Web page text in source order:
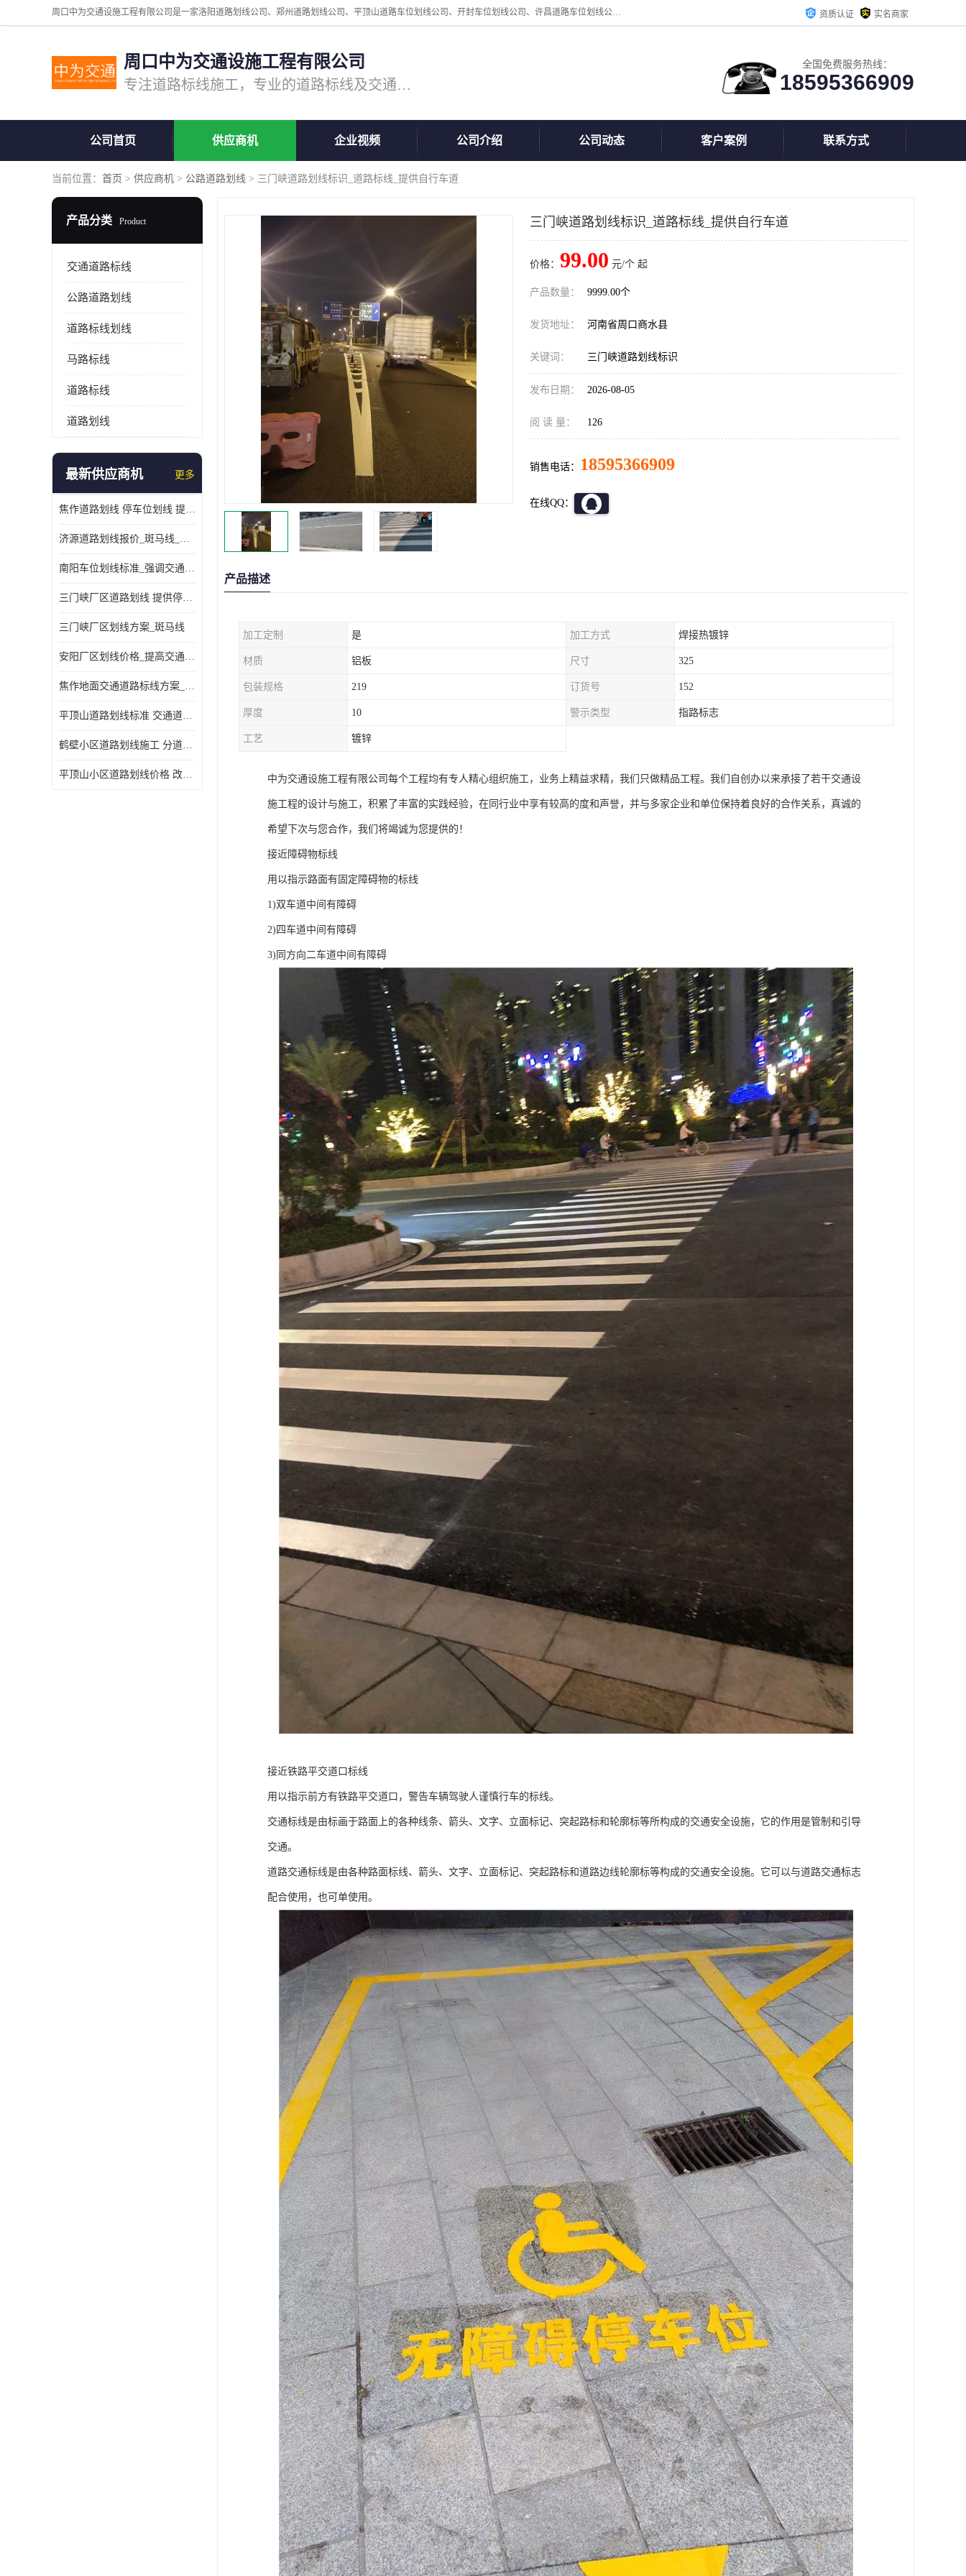
周口中为交通设施工程有限公司是一家洛阳道路划线公司、郑州道路划线公司、平顶山道路车位划线公司、开封车位划线公司、许昌道路车位划线公司、漯河道路车位划线公司，公司始终坚持“诚信、匠心、专注”的宗旨；我们的经营理念是：的服务。 资质认证 实名商家
周口中为交通设施工程有限公司
专注道路标线施工，专业的道路标线及交通设施施工服务商!
全国免费服务热线：
18595366909
公司首页 供应商机 企业视频 公司介绍 公司动态 客户案例 联系方式
当前位置： 首页 > 供应商机 > 公路道路划线 > 三门峡道路划线标识_道路标线_提供自行车道
产品分类 Product
交通道路标线
公路道路划线
道路标线划线
马路标线
道路标线
道路划线
最新供应商机 更多
焦作道路划线 停车位划线 提供交通分流
济源道路划线报价_斑马线_提供紧急停车带
南阳车位划线标准_强调交通规则
三门峡厂区道路划线 提供停车指引
三门峡厂区划线方案_斑马线
安阳厂区划线价格_提高交通安全
焦作地面交通道路标线方案_强调交通规则
平顶山道路划线标准 交通道路标线 提供可变车道指示
鹤壁小区道路划线施工 分道线 改善交通效率
平顶山小区道路划线价格 改善交通效率
三门峡道路划线标识_道路标线_提供自行车道
价格： 99.00 元/个 起
产品数量： 9999.00个
发货地址： 河南省周口商水县
关键词： 三门峡道路划线标识
发布日期： 2026-08-05
阅 读 量： 126
销售电话： 18595366909
在线QQ：
产品描述
加工定制 是 加工方式 焊接热镀锌
材质 铝板 尺寸 325
包装规格 219 订货号 152
厚度 10 警示类型 指路标志
工艺 镀锌
中为交通设施工程有限公司每个工程均有专人精心组织施工，业务上精益求精，我们只做精品工程。我们自创办以来承接了若干交通设
施工程的设计与施工，积累了丰富的实践经验，在同行业中享有较高的度和声誉，并与多家企业和单位保持着良好的合作关系，真诚的
希望下次与您合作，我们将竭诚为您提供的！
接近障碍物标线
用以指示路面有固定障碍物的标线
1)双车道中间有障碍
2)四车道中间有障碍
3)同方向二车道中间有障碍
接近铁路平交道口标线
用以指示前方有铁路平交道口，警告车辆驾驶人谨慎行车的标线。
交通标线是由标画于路面上的各种线条、箭头、文字、立面标记、突起路标和轮廓标等所构成的交通安全设施，它的作用是管制和引导
交通。
道路交通标线是由各种路面标线、箭头、文字、立面标记、突起路标和道路边线轮廓标等构成的交通安全设施。它可以与道路交通标志
配合使用，也可单使用。